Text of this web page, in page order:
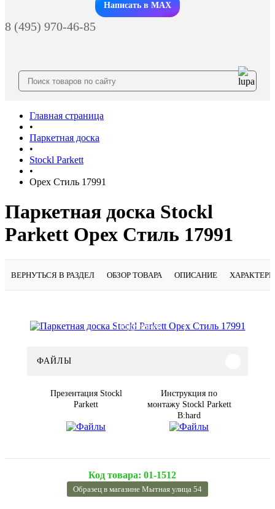
Написать в MAX
8 (495) 970-46-85
Главная страница
•
Паркетная доска
•
Stockl Parkett
•
Орех Стиль 17991
Паркетная доска Stockl
Parkett Орех Стиль 17991
ВЕРНУТЬСЯ В РАЗДЕЛ ОБЗОР ТОВАРА ОПИСАНИЕ
Подробнее
ФАЙЛЫ
Презентация Stockl
Parkett
Инструкция по
монтажу Stockl Parkett
B:hard
Код товара: 01-1512
Образец в магазине Мытная улица 54